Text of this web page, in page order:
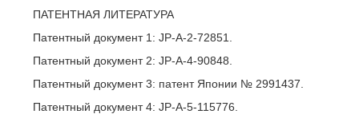
ПАТЕНТНАЯ ЛИТЕРАТУРА
Патентный документ 1: JP-A-2-72851.
Патентный документ 2: JP-A-4-90848.
Патентный документ 3: патент Японии № 2991437.
Патентный документ 4: JP-A-5-115776.